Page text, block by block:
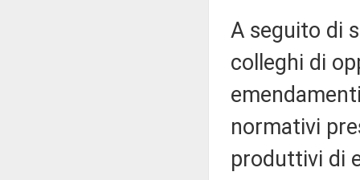
A seguito di
colleghi di
normativi
produttivi di